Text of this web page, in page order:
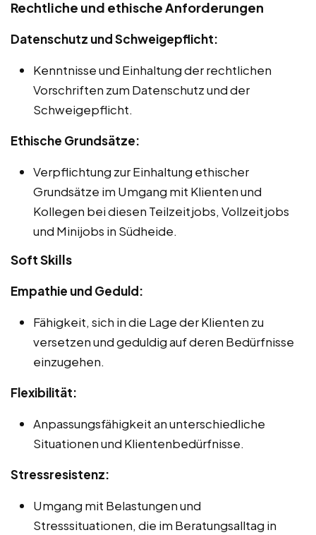
Rechtliche und ethische Anforderungen
Datenschutz und Schweigepflicht:
Kenntnisse und Einhaltung der rechtlichen
Vorschriften zum Datenschutz und der
Schweigepflicht.
Ethische Grundsätze:
Verpflichtung zur Einhaltung ethischer
Grundsätze im Umgang mit Klienten und
Kollegen bei diesen Teilzeitjobs, Vollzeitjobs
und Minijobs in Südheide.
Soft Skills
Empathie und Geduld:
Fähigkeit, sich in die Lage der Klienten zu
versetzen und geduldig auf deren Bedürfnisse
einzugehen.
Flexibilität:
Anpassungsfähigkeit an unterschiedliche
Situationen und Klientenbedürfnisse.
Stressresistenz:
Umgang mit Belastungen und
Stresssituationen, die im Beratungsalltag in